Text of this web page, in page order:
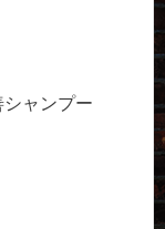
ャンプー